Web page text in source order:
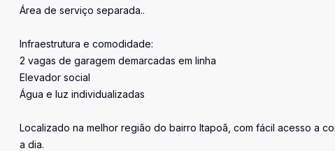
Área de serviço separada..
Infraestrutura e comodidade:
2 vagas de garagem demarcadas em linha
Elevador social
Água e luz individualizadas
Localizado na melhor região do bairro Itapoã, com fácil acesso a
a dia.